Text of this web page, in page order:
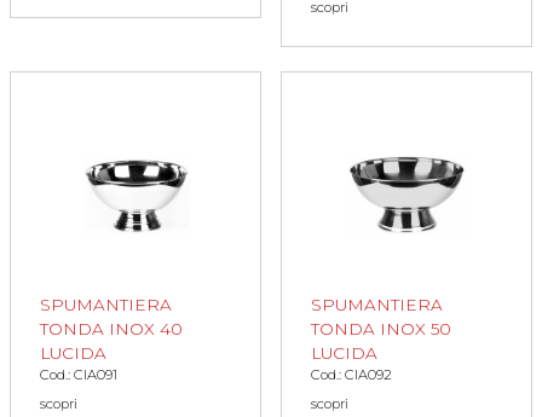
scopri
SPUMANTIERA
TONDA INOX 40
LUCIDA
Cod.: CIA091
scopri
SPUMANTIERA
TONDA INOX 50
LUCIDA
Cod.: CIA092
scopri